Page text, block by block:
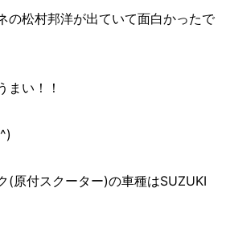
の松村邦洋が出ていて面白かったで
まい！！
(原付スクーター)の車種はSUZUKI